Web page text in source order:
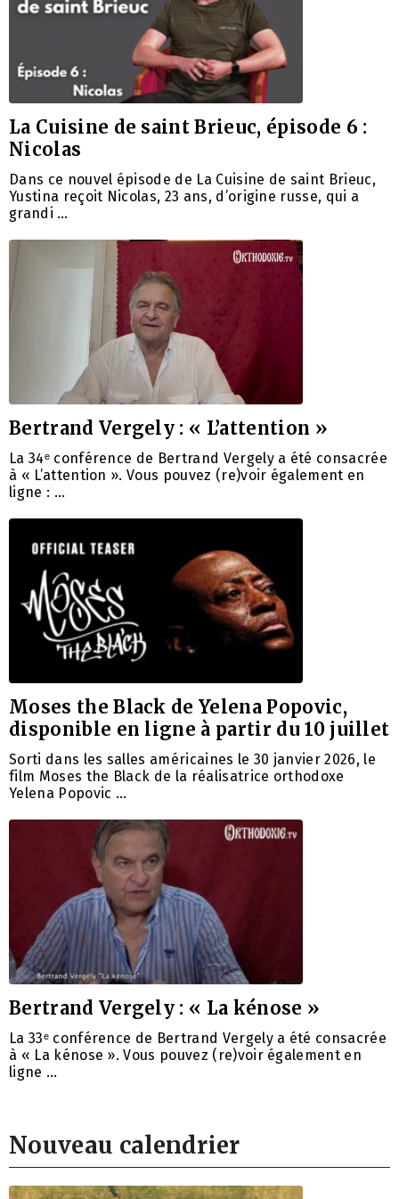
La Cuisine de saint Brieuc, épisode 6 :
Nicolas
Dans ce nouvel épisode de La Cuisine de saint Brieuc,
Yustina reçoit Nicolas, 23 ans, d’origine russe, qui a
grandi …
Bertrand Vergely : « L’attention »
La 34ᵉ conférence de Bertrand Vergely a été consacrée
à « L’attention ». Vous pouvez (re)voir également en
ligne : …
Moses the Black de Yelena Popovic,
disponible en ligne à partir du 10 juillet
Sorti dans les salles américaines le 30 janvier 2026, le
film Moses the Black de la réalisatrice orthodoxe
Yelena Popovic …
Bertrand Vergely : « La kénose »
La 33ᵉ conférence de Bertrand Vergely a été consacrée
à « La kénose ». Vous pouvez (re)voir également en
ligne …
Nouveau calendrier